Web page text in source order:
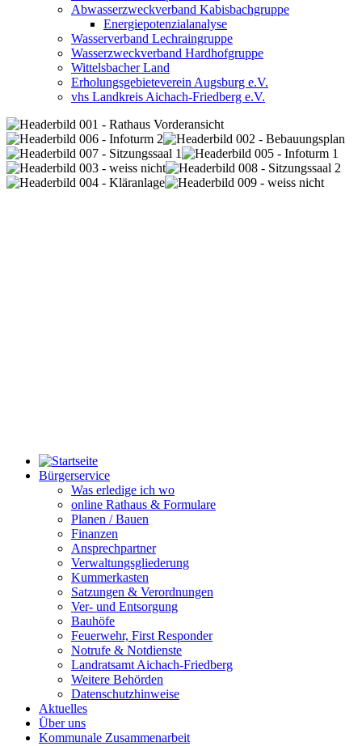
Abwasserzweckverband Kabisbachgruppe
Energiepotenzialanalyse
Wasserverband Lechraingruppe
Wasserzweckverband Hardhofgruppe
Wittelsbacher Land
Erholungsgebieteverein Augsburg e.V.
vhs Landkreis Aichach-Friedberg e.V.
Bürgerservice
Was erledige ich wo
online Rathaus & Formulare
Planen / Bauen
Finanzen
Ansprechpartner
Verwaltungsgliederung
Kummerkasten
Satzungen & Verordnungen
Ver- und Entsorgung
Bauhöfe
Feuerwehr, First Responder
Notrufe & Notdienste
Landratsamt Aichach-Friedberg
Weitere Behörden
Datenschutzhinweise
Aktuelles
Über uns
Kommunale Zusammenarbeit